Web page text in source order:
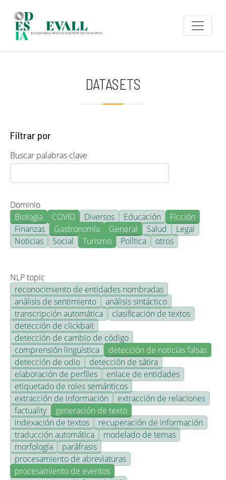
DATASETS
Filtrar por
Buscar palabras clave
Dominio
Biología
COVID Diversos Educación
Ficción
Finanzas
Gastronomía General Salud
Legal
Noticias
Social Turismo Política otros
NLP topic
reconocimiento de entidades nombradas
análisis de sentimiento
análisis sintáctico
transcripción automática
clasificación de textos
detección de clickbait
detección de cambio de código
comprensión lingüística
detección de noticias falsas
detección de odio
detección de sátira
elaboración de perfiles
enlace de entidades
etiquetado de roles semánticos
extracción de información
extracción de relaciones
factuality
generación de texto
indexación de textos
recuperación de información
traducción automática
modelado de temas
morfología
paráfrasis
procesamiento de abreviaturas
procesamiento de eventos